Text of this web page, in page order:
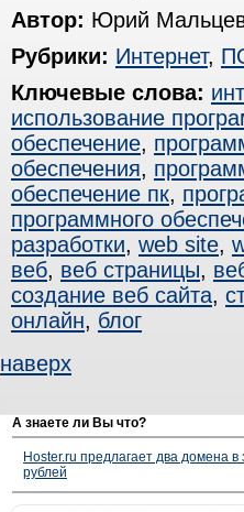
Автор: Юрий
Рубрики: Интернет,
Ключевые слова:
использование
обеспечение,
обеспечения,
обеспечение пк,
программного
разработки, web site,
веб, веб страницы,
создание веб сайта,
онлайн, блог
наверх
А знаете ли Вы что?
Hoster.ru предлагает два домена
рублей